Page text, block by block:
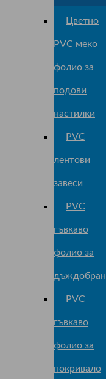
Цветно
PVC меко
фолио за
подови
настилки
PVC
лентови
завеси
PVC
гъвкаво
фолио за
дъждобран
PVC
гъвкаво
фолио за
покривало